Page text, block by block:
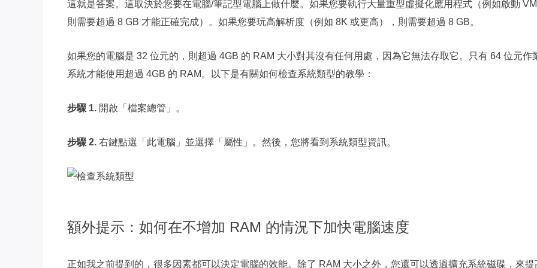
這就是答案。這取決於您要在電腦/筆記型電腦上做什麼。如果您要執行大量重型虛擬化應用程式（例如啟動 VM
則需要超過 8 GB 才能正確完成）。如果您要玩高解析度（例如 8K 或更高），則需要超過 8 GB。
如果您的電腦是 32 位元的，則超過 4GB 的 RAM 大小對其沒有任何用處，因為它無法存取它。只有 64 位元作
系統才能使用超過 4GB 的 RAM。以下是有關如何檢查系統類型的教學：
步驟 1. 開啟「檔案總管」。
步驟 2. 右鍵點選「此電腦」並選擇「屬性」。然後，您將看到系統類型資訊。
額外提示：如何在不增加 RAM 的情況下加快電腦速度
正如我之前提到的，很多因素都可以決定電腦的效能。除了 RAM 大小之外，您還可以透過擴充系統磁碟，來提